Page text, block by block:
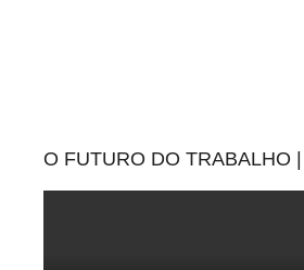
O FUTURO DO TRABALHO